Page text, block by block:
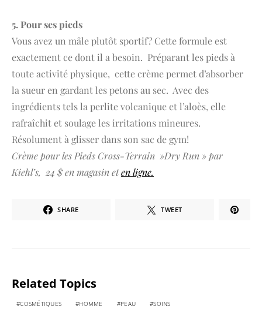
5. Pour ses pieds
Vous avez un mâle plutôt sportif? Cette formule est
exactement ce dont il a besoin. Préparant les pieds à
toute activité physique, cette crème permet d’absorber
la sueur en gardant les petons au sec. Avec des
ingrédients tels la perlite volcanique et l’aloès, elle
rafraîchit et soulage les irritations mineures.
Résolument à glisser dans son sac de gym!
Crème pour les Pieds Cross-Terrain »Dry Run » par
Kiehl’s, 24 $ en magasin eten ligne.
SHARE TWEET
Related Topics
COSMÉTIQUES HOMME PEAU SOINS